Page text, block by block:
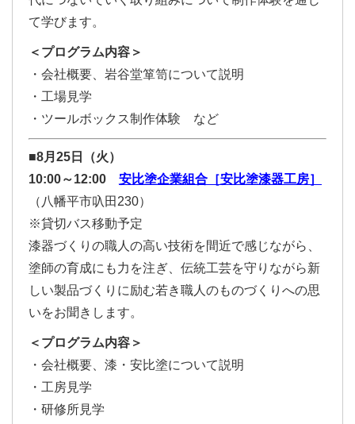
て学びます。
＜プログラム内容＞
・会社概要、岩谷堂箪笥について説明
・工場見学
・ツールボックス制作体験 など
■8月25日（火）
10:00～12:00 安比塗企業組合［安比塗漆器工房］
（八幡平市叺田230）
※貸切バス移動予定
漆器づくりの職人の高い技術を間近で感じながら、
塗師の育成にも力を注ぎ、伝統工芸を守りながら新
しい製品づくりに励む若き職人のものづくりへの思
いをお聞きします。
＜プログラム内容＞
・会社概要、漆・安比塗について説明
・工房見学
・研修所見学